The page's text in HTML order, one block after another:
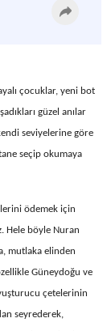
çocuklar, yeni bot
güzel anılar
seviyelerine göre
seçip okumaya
ödemek için
Hele böyle Nuran
mutlaka elinden
Güneydoğu ve
çetelerinin
seyrederek,